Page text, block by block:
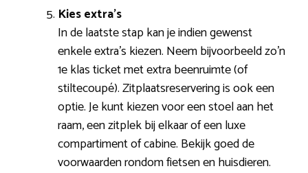
Kies extra’s
In de laatste stap kan je indien gewenst
enkele extra’s kiezen. Neem bijvoorbeeld zo’n
1e klas ticket met extra beenruimte (of
stiltecoupé). Zitplaatsreservering is ook een
optie. Je kunt kiezen voor een stoel aan het
raam, een zitplek bij elkaar of een luxe
compartiment of cabine. Bekijk goed de
voorwaarden rondom fietsen en huisdieren.